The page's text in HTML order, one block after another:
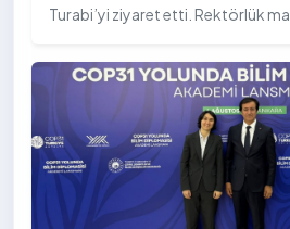
Turabi’yi ziyaret etti. Rektörlük
Yardımcısı Prof. Dr. Murat Kurt